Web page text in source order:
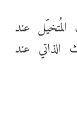
المُتخيّل عند
الذاتي عند